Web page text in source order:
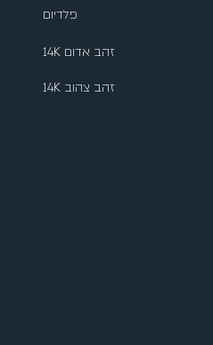
14K זהב אדום
14K זהב צהוב